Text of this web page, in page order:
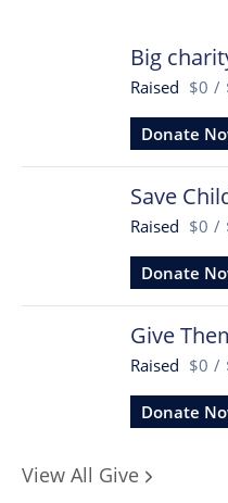
Big
Raised $0 /
Donate
Save
Raised $0 /
Donate
Give
Raised $0 /
Donate
View All Give